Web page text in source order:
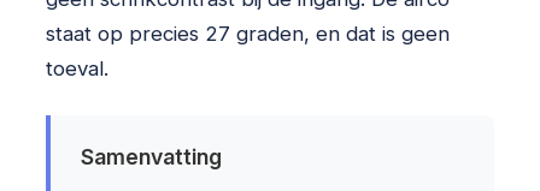
staat op precies 27 graden, en dat is geen
toeval.
Samenvatting